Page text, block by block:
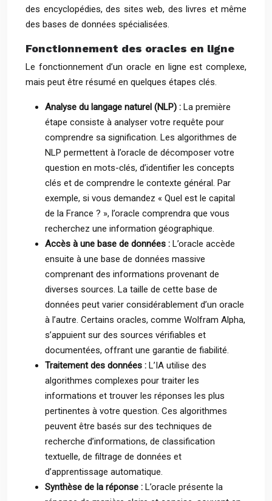
des encyclopédies, des sites web, des livres et même
des bases de données spécialisées.
Fonctionnement des oracles en ligne
Le fonctionnement d’un oracle en ligne est complexe,
mais peut être résumé en quelques étapes clés.
Analyse du langage naturel (NLP) : La première
étape consiste à analyser votre requête pour
comprendre sa signification. Les algorithmes de
NLP permettent à l’oracle de décomposer votre
question en mots-clés, d’identifier les concepts
clés et de comprendre le contexte général. Par
exemple, si vous demandez « Quel est le capital
de la France ? », l’oracle comprendra que vous
recherchez une information géographique.
Accès à une base de données : L’oracle accède
ensuite à une base de données massive
comprenant des informations provenant de
diverses sources. La taille de cette base de
données peut varier considérablement d’un oracle
à l’autre. Certains oracles, comme Wolfram Alpha,
s’appuient sur des sources vérifiables et
documentées, offrant une garantie de fiabilité.
Traitement des données : L’IA utilise des
algorithmes complexes pour traiter les
informations et trouver les réponses les plus
pertinentes à votre question. Ces algorithmes
peuvent être basés sur des techniques de
recherche d’informations, de classification
textuelle, de filtrage de données et
d’apprentissage automatique.
Synthèse de la réponse : L’oracle présente la